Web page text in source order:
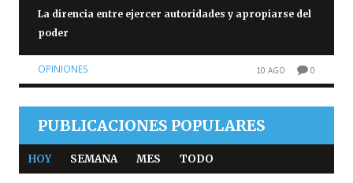
La direncia entre ejercer autoridades y apropiarse del
poder
OPINIONES 10 AGO 0
PUBLICACIONES POPULARES
HOY SEMANA MES TODO